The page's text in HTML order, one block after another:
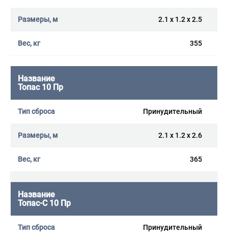
2.1 x 1.2 x 2.5
355
Топас 10 Пр
Принудительный
2.1 x 1.2 x 2.6
365
Топас-С 10 Пр
Принудительный